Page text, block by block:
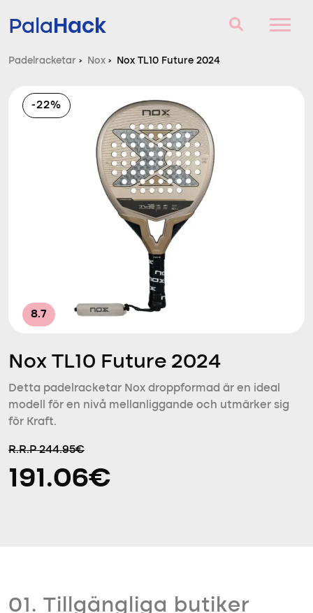
PalaHack
Frågor och svar
Komparator
Padelracketar › Nox › Nox TL10 Future 2024
-22%
8.7
Nox TL10 Future 2024
Detta padelracketar Nox droppformad är en ideal
modell för en nivå mellanliggande och utmärker sig
för Kraft.
R.R.P 244.95€
191.06€
01. Tillgängliga butiker